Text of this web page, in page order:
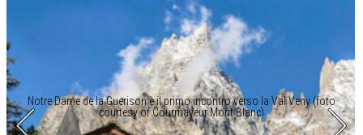
Notre Dame de la Guerison è il primo incontro verso la Val Veny (foto
courtesy of Courmayeur Mont Blanc)